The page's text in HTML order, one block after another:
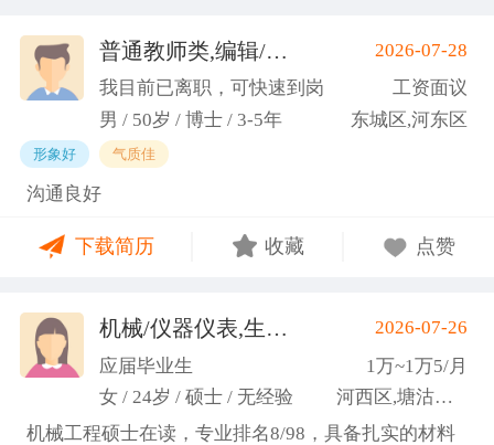
一百余人，并组织每天口语晨读活动，同时不定期举
办各种社团内部活动，如迎新、英语角等。
稳步成长并创造价值。
普通教师类,编辑/出版/印刷 (刘先生)
2026-07-28
我目前已离职，可快速到岗
工资面议
男 / 50岁 / 博士 / 3-5年
东城区,河东区
形象好 气质佳
沟通良好
下载简历 收藏 点赞
机械/仪器仪表,生产管理/研发 (高蕾)
2026-07-26
应届毕业生
1万~1万5/月
女 / 24岁 / 硕士 / 无经验
河西区,塘沽区,东丽区
机械工程硕士在读，专业排名8/98，具备扎实的材料